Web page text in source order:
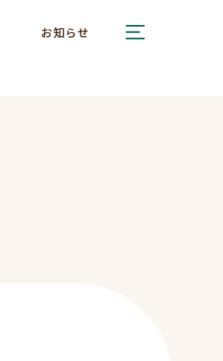
お知らせ